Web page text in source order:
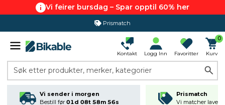
Vi feirer bursdag – Spar opptil 60% her
Prismatch
Kontakt Logg Inn Favoritter
0
Kurv
Søk etter produkter, merker, kategorier
Vi sender i morgen
Bestill før 01d 08t 58m 56s
Prismatch
Vi matcher